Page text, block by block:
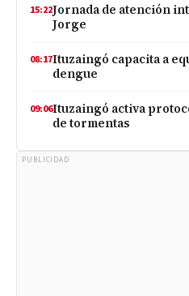
15:22Jornada de atención
Jorge
08:17Ituzaingó capacita a
dengue
09:06Ituzaingó activa
de tormentas
PUBLICIDAD